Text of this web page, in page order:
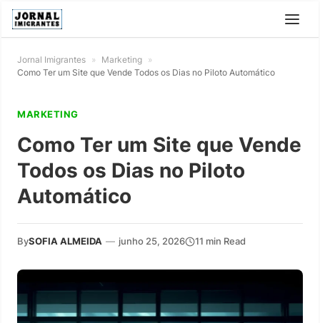
Jornal Imigrantes » Marketing »
Como Ter um Site que Vende Todos os Dias no Piloto Automático
MARKETING
Como Ter um Site que Vende
Todos os Dias no Piloto
Automático
BySOFIA ALMEIDA — junho 25, 2026 11 min Read